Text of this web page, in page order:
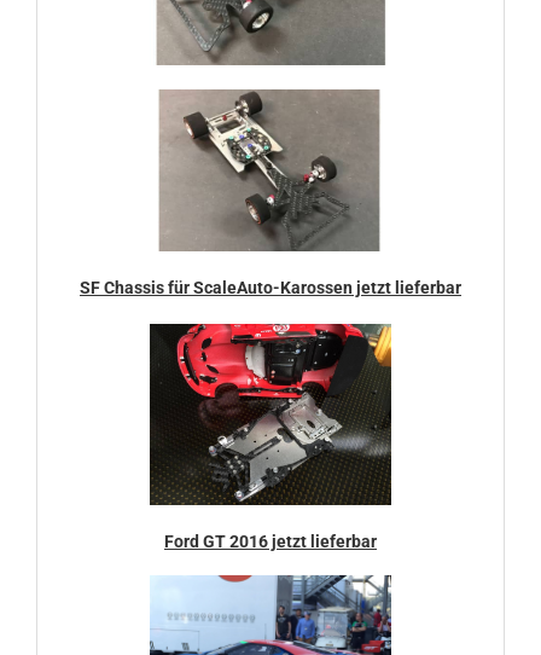
SF Chassis für ScaleAuto-Karossen jetzt lieferbar
Ford GT 2016 jetzt lieferbar